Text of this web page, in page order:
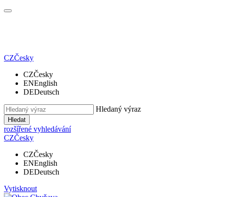
CZČesky
CZČesky
ENEnglish
DEDeutsch
Hledaný výraz
Hledat
rozšířené vyhledávání
CZČesky
CZČesky
ENEnglish
DEDeutsch
Vytisknout